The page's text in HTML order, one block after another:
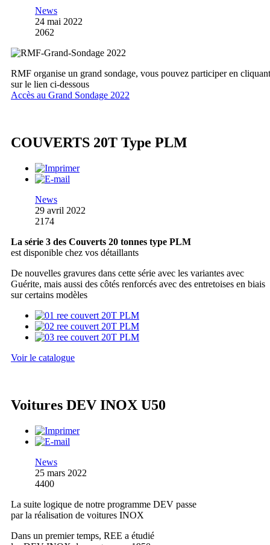
News
24 mai 2022
2062
RMF organise un grand sondage, vous pouvez participer en cliquant
sur le lien ci-dessous
Accès au Grand Sondage 2022
COUVERTS 20T Type PLM
News
29 avril 2022
2174
La série 3 des Couverts 20 tonnes type PLM
est disponible chez vos détaillants
De nouvelles gravures dans cette série avec les variantes avec
Guérite, mais aussi des côtés renforcés avec des entretoises en biais
sur certains modèles
Voir le catalogue
Voitures DEV INOX U50
News
25 mars 2022
4400
La suite logique de notre programme DEV passe
par la réalisation de voitures INOX
Dans un premier temps, REE a étudié